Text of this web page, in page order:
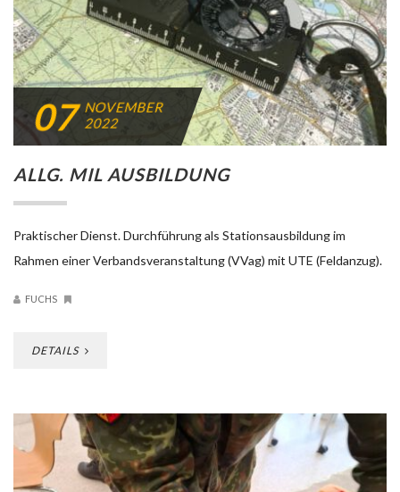
07 NOVEMBER
2022
ALLG. MIL AUSBILDUNG
Praktischer Dienst. Durchführung als Stationsausbildung im
Rahmen einer Verbandsveranstaltung (VVag) mit UTE (Feldanzug).
FUCHS
DETAILS